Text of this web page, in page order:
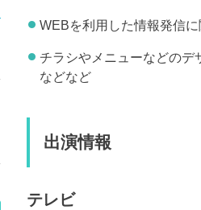
WEBを利用した情報発信
チラシやメニューなどのデ
などなど
出演情報
テレビ